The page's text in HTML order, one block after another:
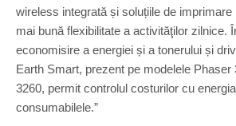
wireless integrată și soluțiile de imprimare
mai bună flexibilitate a activităţilor zilnice.
economisire a energiei și a tonerului și
Earth Smart, prezent pe modelele Phaser
3260, permit controlul costurilor cu
consumabilele.”